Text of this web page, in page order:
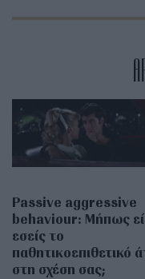
Passive aggressive
behaviour: Μήπως
εσείς το
παθητικοεπιθετικό
στη σχέση σας;